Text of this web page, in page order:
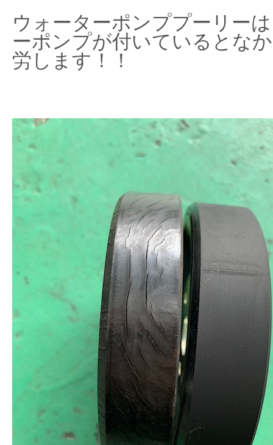
ウォーターポンププーリー
ーポンプが付いているとな
労します！！